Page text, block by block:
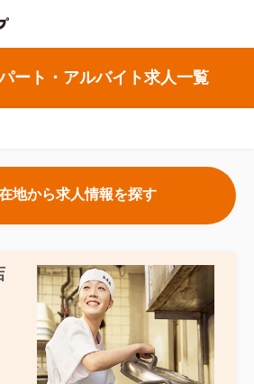
ート・アルバイト求人一覧
地から求人情報を探す